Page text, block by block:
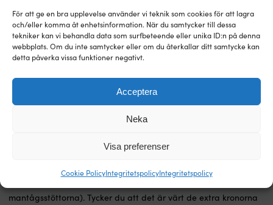
För att ge en bra upplevelse använder vi teknik som cookies för att lagra
och/eller komma åt enhetsinformation. När du samtycker till dessa
tekniker kan vi behandla data som surfbeteende eller unika ID:n på denna
webbplats. Om du inte samtycker eller om du återkallar ditt samtycke kan
detta påverka vissa funktioner negativt.
Acceptera
Neka
Visa preferenser
Cookie PolicyIntegritetspolicyIntegritetspolicy
Däckställning med utliggare
En däckställning med utliggare (eller utliggarställning som de
ofta kallas) är helt enkelt en vanlig däckställning, men med ett
rör på långsidan som trycker ut presenningen en bit från
relingen. Detta ger ett bättre luftlöde och minskar risken för skav
är att de är betydligt dyrare och lite krångligare att montera än
en vanlig däckställning. De kräver också att du har
mantågsstöttorna). Tycker du att det är värt de extra kronorna